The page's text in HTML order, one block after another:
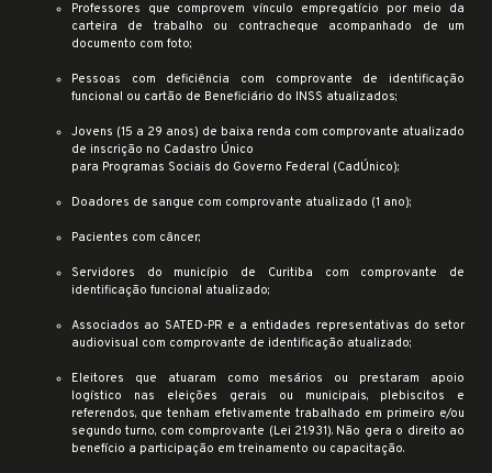
Professores que comprovem vínculo empregatício por meio da
carteira de trabalho ou contracheque acompanhado de um
documento com foto;
Pessoas com deficiência com comprovante de identificação
funcional ou cartão de Beneficiário do INSS atualizados;
Jovens (15 a 29 anos) de baixa renda com comprovante atualizado
de inscrição no Cadastro Único
para Programas Sociais do Governo Federal (CadÚnico);
Doadores de sangue com comprovante atualizado (1 ano);
Pacientes com câncer;
Servidores do município de Curitiba com comprovante de
identificação funcional atualizado;
Associados ao SATED-PR e a entidades representativas do setor
audiovisual com comprovante de identificação atualizado;
Eleitores que atuaram como mesários ou prestaram apoio
logístico nas eleições gerais ou municipais, plebiscitos e
referendos, que tenham efetivamente trabalhado em primeiro e/ou
segundo turno, com comprovante (Lei 21.931). Não gera o direito ao
benefício a participação em treinamento ou capacitação.